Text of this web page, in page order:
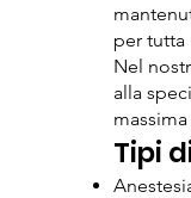
per tutta
Nel
alla
Tipi